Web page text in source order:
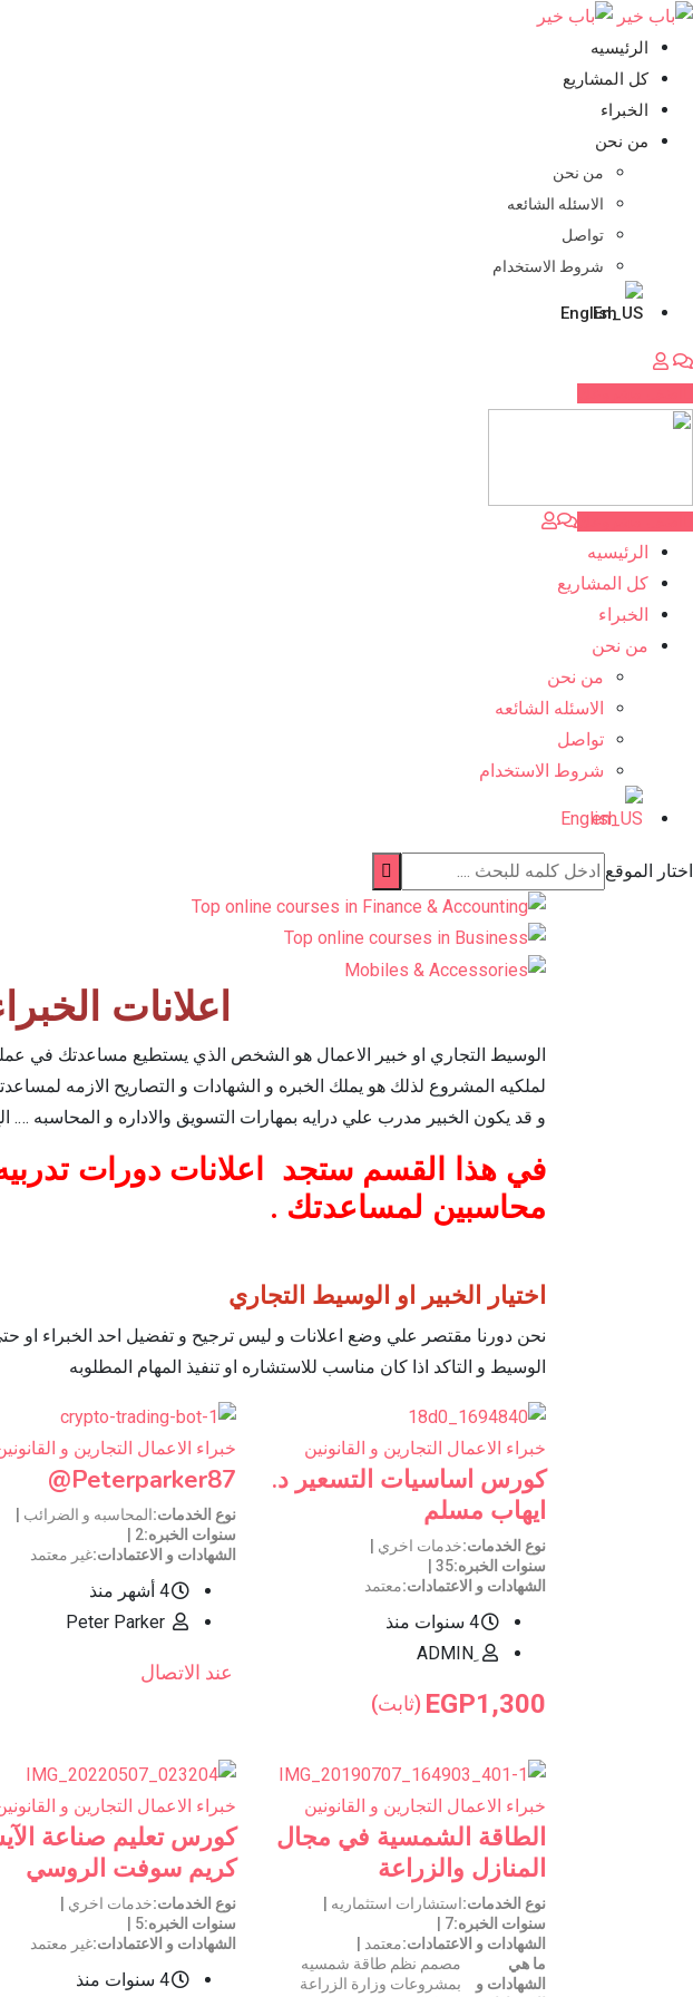
تخطي
للمحتويالرئيسيه
كل المشاريع
الخبراء
من نحن
من نحن
الاسئله الشائعه
تواصل
شروط الاستخدام
English
الرئيسيه
كل المشاريع
الخبراء
من نحن
من نحن
الاسئله الشائعه
تواصل
شروط الاستخدام
English
اختار الموقع
اعلانات
الوسيط التجاري او خبير الاعمال هو الشخص الذي يستطيع مساعدتك في عمليه
لملكيه المشروع لذلك هو يملك الخبره و الشهادات و التصاريح الازمه
و قد يكون الخبير مدرب علي درايه بمهارات التسويق والاداره و المحاسبه ….
في هذا القسم ستجد اعلانات دورات
محاسبين لمساعدتك .
اختيار الخبير او الوسيط التجاري
نحن دورنا مقتصر علي وضع اعلانات و ليس ترجيح و تفضيل احد الخبراء او
الوسيط و التاكد اذا كان مناسب للاستشاره او تنفيذ المهام المطلوبه
خبراء الاعمال التجارين و القانونين
كورس اساسيات التسعير د.
ايهاب مسلم
نوع الخدمات خدمات اخري
سنوات الخبره 35
الشهادات و الاعتمادات معتمد
4 سنوات منذ
ِADMIN
EGP1,300 (ثابت)
خبراء الاعمال التجارين و
Peterparker87@
نوع الخدمات المحاسبه و الضرائب
سنوات الخبره 2
الشهادات و الاعتمادات غير معتمد
4 أشهر منذ
عند الاتصال
خبراء الاعمال التجارين و القانونين
الطاقة الشمسية في مجال
المنازل والزراعة
نوع الخدمات استشارات استثماريه
سنوات الخبره 7
الشهادات و الاعتمادات معتمد
ما هي
الشهادات و
مصمم نظم طاقة شمسيه
بمشروعات وزارة الزراعة
خبراء الاعمال التجارين و
كورس تعليم صناعة
كريم سوفت الروسي
نوع الخدمات خدمات اخري
سنوات الخبره 5
الشهادات و الاعتمادات غير معتمد
4 سنوات منذ